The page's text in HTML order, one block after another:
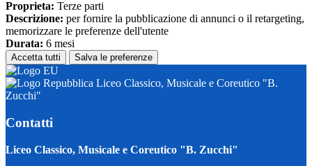
Proprieta: Terze parti
Descrizione: per fornire la pubblicazione di annunci o il retargeting,
memorizzare le preferenze dell'utente
Durata: 6 mesi
Accetta tutti Salva le preferenze
Liceo Classico, Musicale e Coreutico "B.
Zucchi"
Contatti
Liceo Classico, Musicale e Coreutico "B. Zucchi"